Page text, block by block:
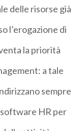
delle risorse già
l’erogazione di
la priorità
a tale
sempre
HR per